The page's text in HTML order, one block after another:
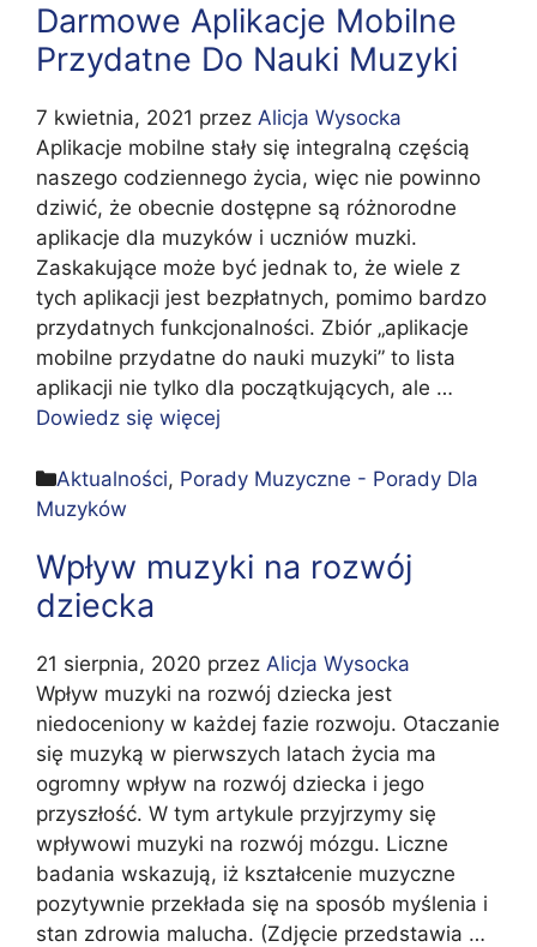
Darmowe Aplikacje Mobilne
Przydatne Do Nauki Muzyki
7 kwietnia, 2021 przez Alicja Wysocka
Aplikacje mobilne stały się integralną częścią
naszego codziennego życia, więc nie powinno
dziwić, że obecnie dostępne są różnorodne
aplikacje dla muzyków i uczniów muzki.
Zaskakujące może być jednak to, że wiele z
tych aplikacji jest bezpłatnych, pomimo bardzo
przydatnych funkcjonalności. Zbiór „aplikacje
mobilne przydatne do nauki muzyki” to lista
aplikacji nie tylko dla początkujących, ale …
Dowiedz się więcej
Kategorie
Aktualności, Porady Muzyczne - Porady Dla
Muzyków
Wpływ muzyki na rozwój
dziecka
21 sierpnia, 2020 przez Alicja Wysocka
Wpływ muzyki na rozwój dziecka jest
niedoceniony w każdej fazie rozwoju. Otaczanie
się muzyką w pierwszych latach życia ma
ogromny wpływ na rozwój dziecka i jego
przyszłość. W tym artykule przyjrzymy się
wpływowi muzyki na rozwój mózgu. Liczne
badania wskazują, iż kształcenie muzyczne
pozytywnie przekłada się na sposób myślenia i
stan zdrowia malucha. (Zdjęcie przedstawia …